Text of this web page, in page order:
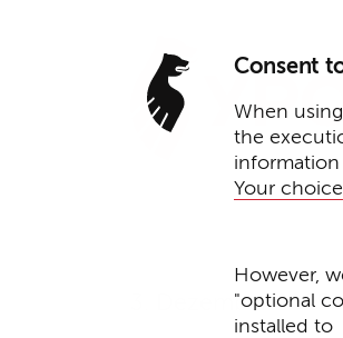
Consent
When
the
information
Your choice
However,
"optional
installed to
3. Dezember 2025